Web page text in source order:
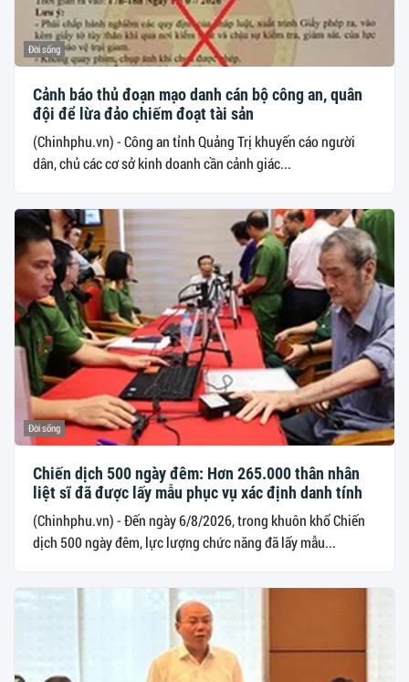
Đời sống
Cảnh báo thủ đoạn mạo danh cán bộ công an, quân
đội để lừa đảo chiếm đoạt tài sản
(Chinhphu.vn) - Công an tỉnh Quảng Trị khuyến cáo người
dân, chủ các cơ sở kinh doanh cần cảnh giác...
Đời sống
Chiến dịch 500 ngày đêm: Hơn 265.000 thân nhân
liệt sĩ đã được lấy mẫu phục vụ xác định danh tính
(Chinhphu.vn) - Đến ngày 6/8/2026, trong khuôn khổ Chiến
dịch 500 ngày đêm, lực lượng chức năng đã lấy mẫu...